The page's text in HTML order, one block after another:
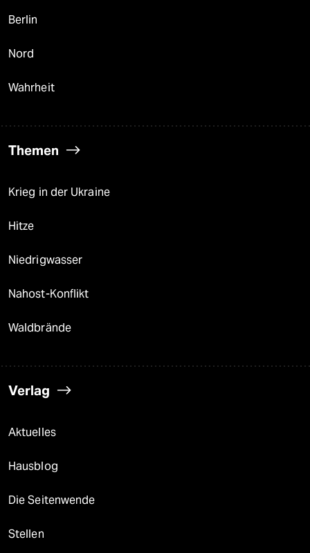
Berlin
Nord
Wahrheit
Themen
Krieg in der Ukraine
Hitze
Niedrigwasser
Nahost-Konflikt
Waldbrände
Verlag
Aktuelles
Hausblog
Die Seitenwende
Stellen